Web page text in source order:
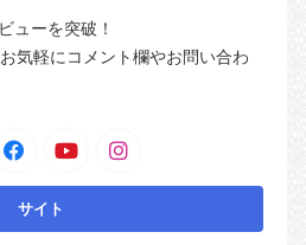
ューを突破！
気軽にコメント欄やお問い合わ